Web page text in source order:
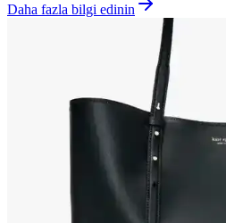
Daha fazla bilgi edinin